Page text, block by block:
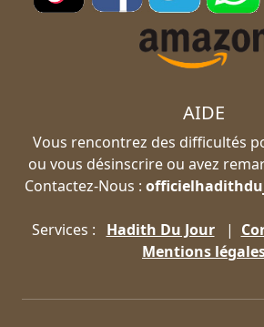
AIDE
Vous rencontrez des difficultés
ou vous désinscrire ou avez
Contactez-Nous :
Services : Hadith Du Jour|
Mentions